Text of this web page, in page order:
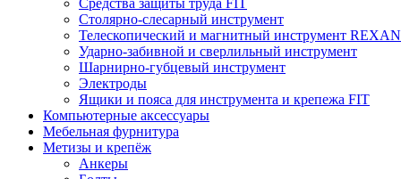
Столярно-слесарный инструмент
Телескопический и магнитный инструмент
Ударно-забивной и сверлильный инструмент
Шарнирно-губцевый инструмент
Электроды
Ящики и пояса для инструмента и крепежа FIT
Компьютерные аксессуары
Мебельная фурнитура
Метизы и крепёж
Анкеры